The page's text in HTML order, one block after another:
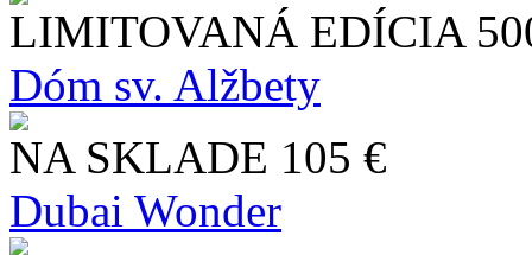
LIMITOVANÁ EDÍCIA
Dóm sv. Alžbety
NA SKLADE 105 €
Dubai Wonder